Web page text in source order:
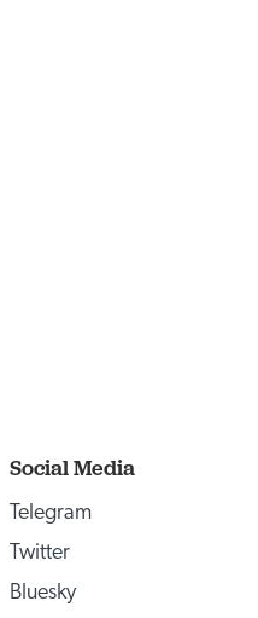
Social Media
Telegram
Twitter
Bluesky